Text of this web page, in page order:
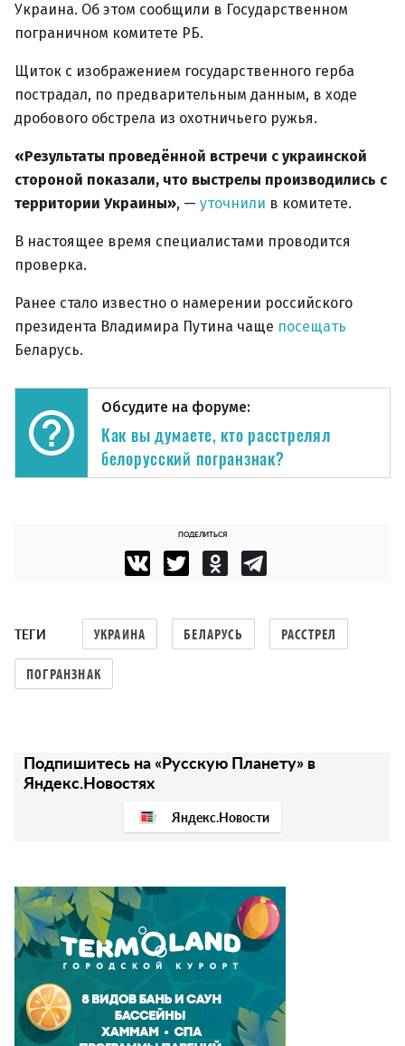
Украина. Об этом сообщили в Государственном
пограничном комитете РБ.
Щиток с изображением государственного герба
пострадал, по предварительным данным, в ходе
дробового обстрела из охотничьего ружья.
«Результаты проведённой встречи с украинской
стороной показали, что выстрелы производились с
территории Украины», — уточнили в комитете.
В настоящее время специалистами проводится
проверка.
Ранее стало известно о намерении российского
президента Владимира Путина чаще посещать
Беларусь.
Обсудите на форуме:
Как вы думаете, кто расстрелял
белорусский погранзнак?
ПОДЕЛИТЬСЯ
ТЕГИ УКРАИНА БЕЛАРУСЬ РАССТРЕЛ
ПОГРАНЗНАК
Подпишитесь на «Русскую Планету» в
Яндекс.Новостях
Яндекс.Новости